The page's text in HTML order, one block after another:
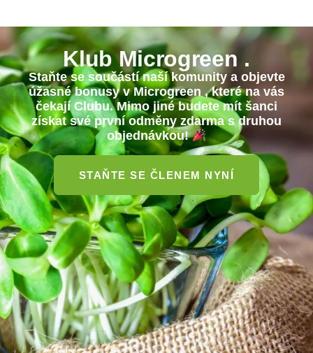
Klub Microgreen .
Staňte se součástí naší komunity a objevte
úžasné bonusyv Microgreen , které na vás
čekají Clubu. Mimo jiné budete mít šanci
získat své prvníodměny zdarmas druhou
objednávkou!
STAŇTE SE ČLENEM NYNÍ